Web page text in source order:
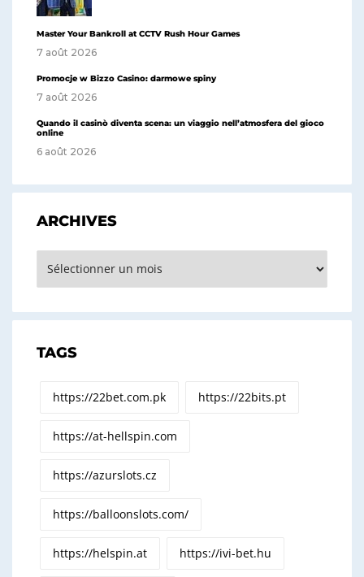
Master Your Bankroll at CCTV Rush Hour Games
7 août 2026
Promocje w Bizzo Casino: darmowe spiny
7 août 2026
Quando il casinò diventa scena: un viaggio nell’atmosfera del gioco
online
6 août 2026
ARCHIVES
TAGS
https://22bet.com.pk https://22bits.pt
https://at-hellspin.com
https://azurslots.cz
https://balloonslots.com/
https://helspin.at https://ivi-bet.hu